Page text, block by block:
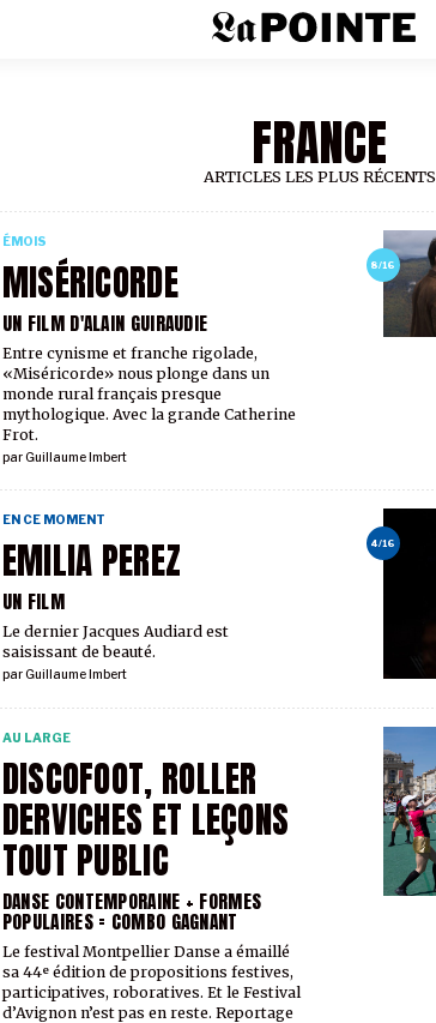
FRANCE
ARTICLES LES PLUS RÉCENTS
8/16
MISÉRICORDE
UN FILM D'ALAIN GUIRAUDIE
ÉMOIS
parGuillaume Imbert
Entre cynisme et franche rigolade,
«Miséricorde» nous plonge dans un
monde rural français presque
mythologique. Avec la grande Catherine
Frot.
4/16
EMILIA PEREZ
UN FILM
EN CE MOMENT
parGuillaume Imbert
Le dernier Jacques Audiard est
saisissant de beauté.
DISCOFOOT, ROLLER
DERVICHES ET LEÇONS
TOUT PUBLIC
DANSE CONTEMPORAINE + FORMES
POPULAIRES = COMBO GAGNANT
AU LARGE
Le festival Montpellier Danse a émaillé
sa 44ᵉ édition de propositions festives,
participatives, roboratives. Et le Festival
d’Avignon n’est pas en reste. Reportage